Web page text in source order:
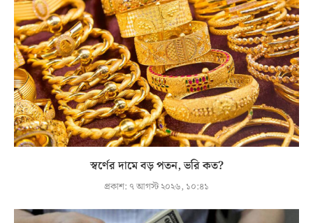
স্বর্ণের দামে বড় পতন, ভরি কত?
প্রকাশ: ৭ আগস্ট ২০২৬, ১০:৪১